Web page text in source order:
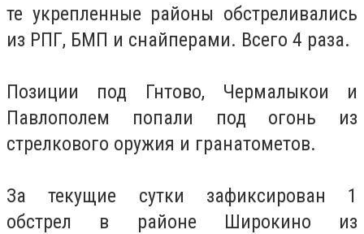
те укрепленные районы обстреливались
из РПГ, БМП и снайперами. Всего 4 раза.
Позиции под Гнтово, Чермалыкои и
Павлополем попали под огонь из
стрелкового оружия и гранатометов.
За текущие сутки зафиксирован 1
обстрел в районе Широкино из